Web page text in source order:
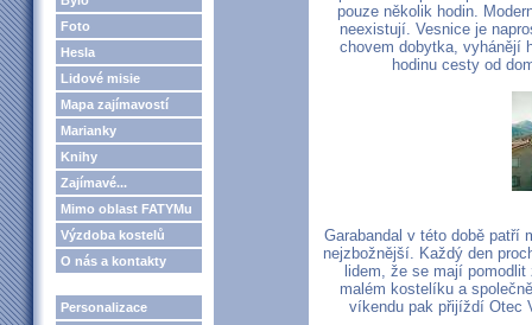
Foto
Hesla
Lidové misie
Mapa zajímavostí
Marianky
Knihy
Zajímavé...
Mimo oblast FATYMu
Výzdoba kostelů
O nás a kontakty
Personalizace
pouze několik hodin.
neexistují. Vesnice je
chovem dobytka, vyhánějí
hodinu cesty od
Garabandal v této době patří
nejzbožnější. Každý den
lidem, že se mají
malém kostelíku a
víkendu pak přijíždí Otec